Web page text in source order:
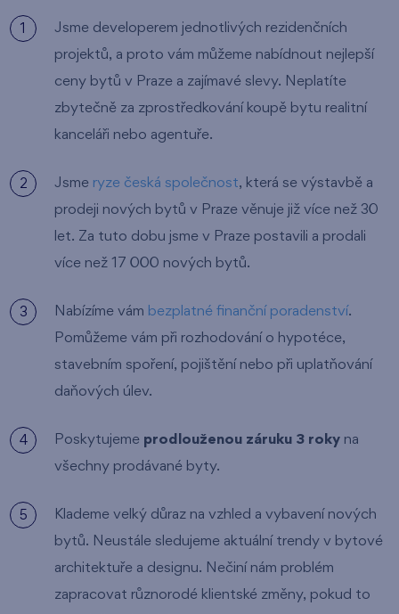
Jsme developerem jednotlivých rezidenčních
projektů, a proto vám můžeme nabídnout nejlepší
ceny bytů v Praze a zajímavé slevy. Neplatíte
zbytečně za zprostředkování koupě bytu realitní
kanceláři nebo agentuře.
Jsme ryze česká společnost, která se výstavbě a
prodeji nových bytů v Praze věnuje již více než 30
let. Za tuto dobu jsme v Praze postavili a prodali
více než 17 000 nových bytů.
Nabízíme vám bezplatné finanční poradenství.
Pomůžeme vám při rozhodování o hypotéce,
stavebním spoření, pojištění nebo při uplatňování
daňových úlev.
Poskytujeme prodlouženou záruku 3 roky na
všechny prodávané byty.
Klademe velký důraz na vzhled a vybavení nových
bytů. Neustále sledujeme aktuální trendy v bytové
architektuře a designu. Nečiní nám problém
zapracovat různorodé klientské změny, pokud to